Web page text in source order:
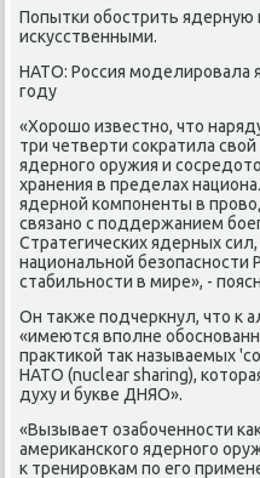
Попытки обострить ядерную
искусственными.
НАТО: Россия моделировала
году
«Хорошо известно, что
три четверти сократила
ядерного оружия и
хранения в пределах
ядерной компоненты в
связано с поддержанием
Стратегических ядерных
национальной безопасности
стабильности в мире», -
Он также подчеркнул, что к
«имеются вполне
практикой так называемых
НАТО (nuclear sharing),
духу и букве ДНЯО».
«Вызывает озабоченности
американского ядерного
к тренировкам по его